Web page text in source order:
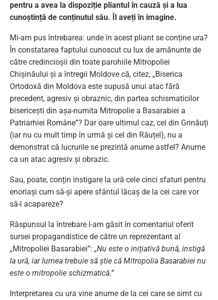
pentru a avea la dispoziție pliantul în cauză și a lua
cunoștință de conținutul său. Îl aveți în imagine.
Mi-am pus întrebarea: unde în acest pliant se conține ura?
În constatarea faptului cunoscut cu lux de amănunte de
către credincioșii din toate parohiile Mitropoliei
Chișinăului și a întregii Moldove că, citez, „Biserica
Ortodoxă din Moldova este supusă unui atac fără
precedent, agresiv și obraznic, din partea schismaticilor
bisericești din așa-numita Mitropolie a Basarabiei a
Patriarhiei Române”? Dar oare ultimul caz, cel din Grinăuți
(iar nu cu mult timp în urmă și cel din Răuțel), nu a
demonstrat că lucrurile se prezintă anume astfel? Anume
ca un atac agresiv și obrazic.
Sau, poate, conțin instigare la ură cele cinci sfaturi pentru
enoriași cum să-și apere sfântul lăcaș de la cei care vor
să-l acapareze?
Răspunsul la întrebare l-am găsit în comentariul oferit
sursei propagandistice de către un reprezentant al
„Mitropoliei Basarabiei”: „Nu este o inițiativă bună, instigă
la ură, iar lumea trebuie să știe că Mitropolia Basarabiei nu
este o mitropolie schizmatică.”
Interpretarea cu ura vine anume de la cei care se simt cu